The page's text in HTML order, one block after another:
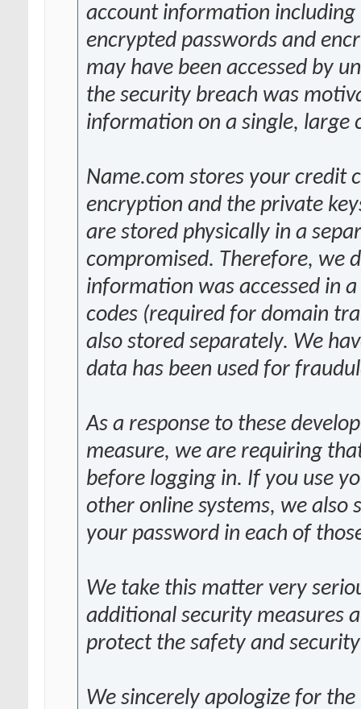
account information including
encrypted passwords and
may have been accessed by
the security breach was
information on a single, large
Name.com stores your credit
encryption and the private
are stored physically in a
compromised. Therefore, we
information was accessed in
codes (required for domain
also stored separately. We
data has been used for
As a response to these
measure, we are requiring
before logging in. If you use
other online systems, we
your password in each of
We take this matter very
additional security measures
protect the safety and
We sincerely apologize for